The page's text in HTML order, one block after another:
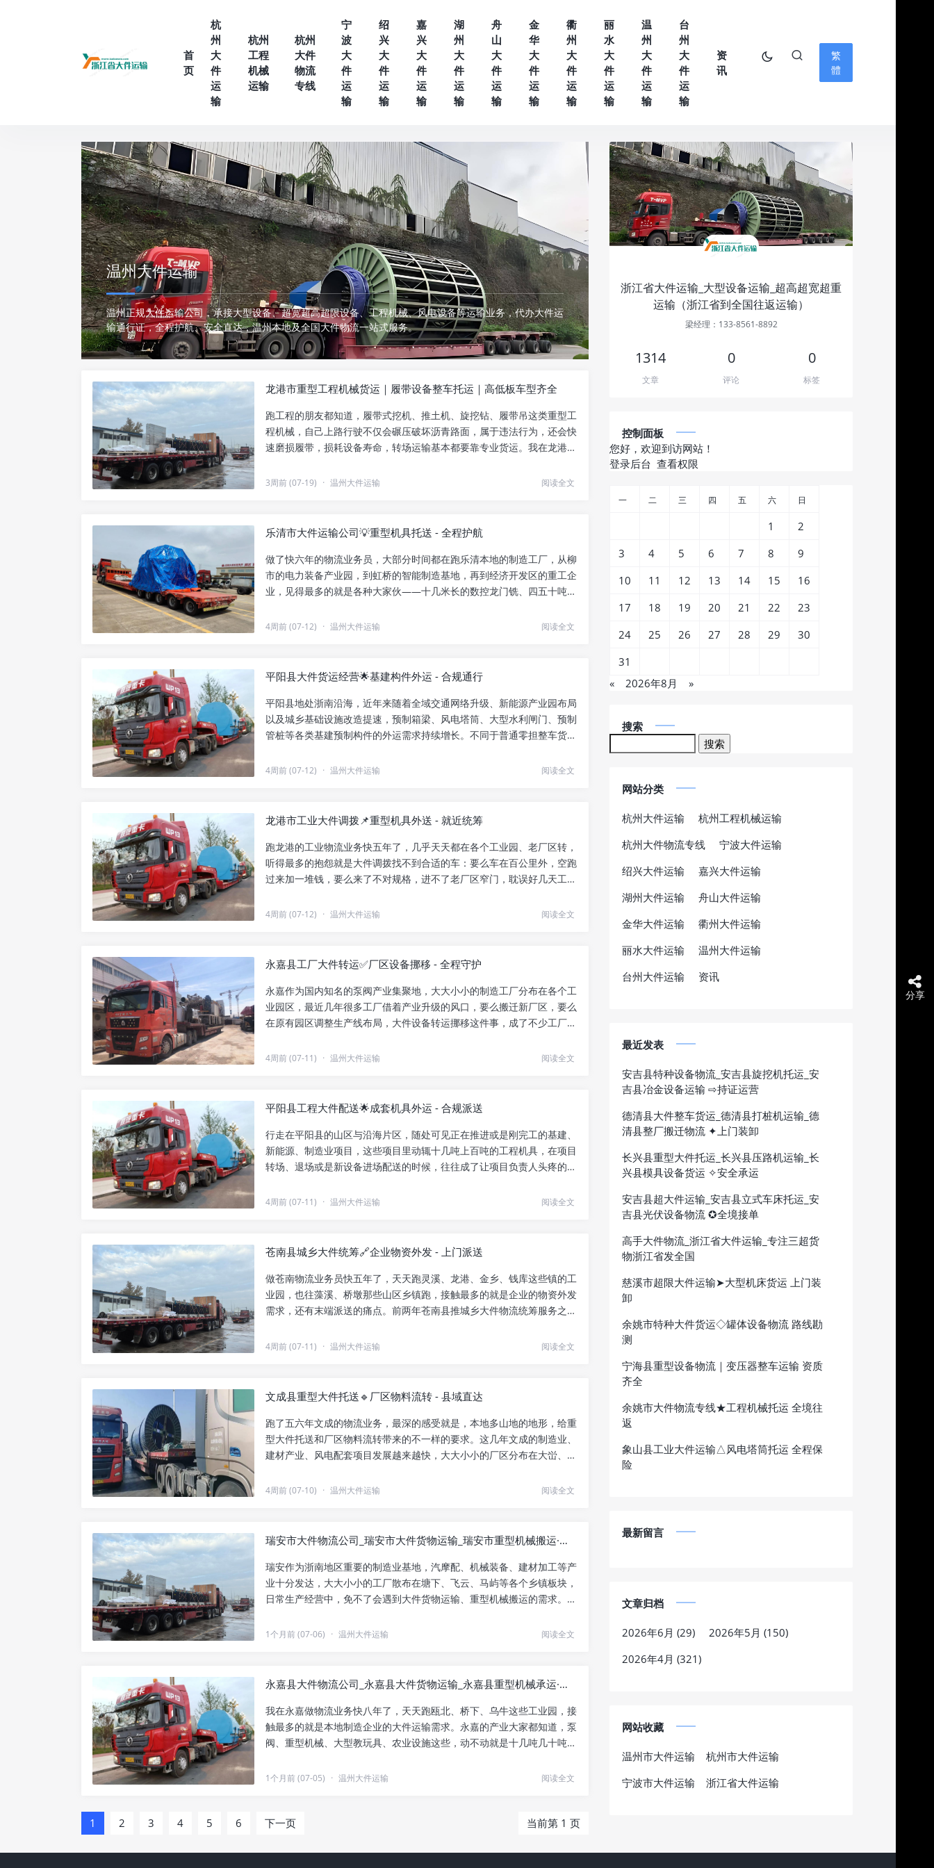
首
页
杭
州
大
件
运
输
杭州
工程
机械
运输
杭州
大件
物流
专线
宁
波
大
件
运
输
绍
兴
大
件
运
输
嘉
兴
大
件
运
输
湖
州
大
件
运
输
舟
山
大
件
运
输
金
华
大
件
运
输
衢
州
大
件
运
输
丽
水
大
件
运
输
温
州
大
件
运
输
台
州
大
件
运
输
资
讯
繁
體
温州大件运输
温州正规大件运输公司，承接大型设备、超宽超高超限设备、工程机械、风电设备等运输业务，代办大件运
输通行证，全程护航、安全直达，温州本地及全国大件物流一站式服务。
龙港市重型工程机械货运｜履带设备整车托运｜高低板车型齐全
跑工程的朋友都知道，履带式挖机、推土机、旋挖钻、履带吊这类重型工
程机械，自己上路行驶不仅会碾压破坏沥青路面，属于违法行为，还会快
速磨损履带，损耗设备寿命，转场运输基本都要靠专业货运。我在龙港做
3周前 (07-19) · 温州大件运输 阅读全文
乐清市大件运输公司💡重型机具托送 - 全程护航
做了快六年的物流业务员，大部分时间都在跑乐清本地的制造工厂，从柳
市的电力装备产业园，到虹桥的智能制造基地，再到经济开发区的重工企
业，见得最多的就是各种大家伙——十几米长的数控龙门铣、四五十吨重
4周前 (07-12) · 温州大件运输 阅读全文
平阳县大件货运经营🌟基建构件外运 - 合规通行
平阳县地处浙南沿海，近年来随着全域交通网络升级、新能源产业园布局
以及城乡基础设施改造提速，预制箱梁、风电塔筒、大型水利闸门、预制
管桩等各类基建预制构件的外运需求持续增长。不同于普通零担整车货
4周前 (07-12) · 温州大件运输 阅读全文
龙港市工业大件调拨📌重型机具外送 - 就近统筹
跑龙港的工业物流业务快五年了，几乎天天都在各个工业园、老厂区转，
听得最多的抱怨就是大件调拨找不到合适的车：要么车在百公里外，空跑
过来加一堆钱，要么来了不对规格，进不了老厂区窄门，耽误好几天工
4周前 (07-12) · 温州大件运输 阅读全文
永嘉县工厂大件转运✅厂区设备挪移 - 全程守护
永嘉作为国内知名的泵阀产业集聚地，大大小小的制造工厂分布在各个工
业园区，最近几年很多工厂借着产业升级的风口，要么搬迁新厂区，要么
在原有园区调整生产线布局，大件设备转运挪移这件事，成了不少工厂负
4周前 (07-11) · 温州大件运输 阅读全文
平阳县工程大件配送🌟成套机具外运 - 合规派送
行走在平阳县的山区与沿海片区，随处可见正在推进或是刚完工的基建、
新能源、制造业项目，这些项目里动辄十几吨上百吨的工程机具，在项目
转场、退场或是新设备进场配送的时候，往往成了让项目负责人头疼的事
4周前 (07-11) · 温州大件运输 阅读全文
苍南县城乡大件统筹🔗企业物资外发 - 上门派送
做苍南物流业务员快五年了，天天跑灵溪、龙港、金乡、钱库这些镇的工
业园，也往藻溪、桥墩那些山区乡镇跑，接触最多的就是企业的物资外发
需求，还有末端派送的痛点。前两年苍南县推城乡大件物流统筹服务之
4周前 (07-11) · 温州大件运输 阅读全文
文成县重型大件托送🔹厂区物料流转 - 县域直达
跑了五六年文成的物流业务，最深的感受就是，本地多山地的地形，给重
型大件托送和厂区物料流转带来的不一样的要求。这几年文成的制造业、
建材产业、风电配套项目发展越来越快，大大小小的厂区分布在大峃、百
4周前 (07-10) · 温州大件运输 阅读全文
瑞安市大件物流公司_瑞安市大件货物运输_瑞安市重型机械搬运·上门装卸
瑞安作为浙南地区重要的制造业基地，汽摩配、机械装备、建材加工等产
业十分发达，大大小小的工厂散布在塘下、飞云、马屿等各个乡镇板块，
日常生产经营中，免不了会遇到大件货物运输、重型机械搬运的需求。大
1个月前 (07-06) · 温州大件运输 阅读全文
永嘉县大件物流公司_永嘉县大件货物运输_永嘉县重型机械承运·准时送达
我在永嘉做物流业务快八年了，天天跑瓯北、桥下、乌牛这些工业园，接
触最多的就是本地制造企业的大件运输需求。永嘉的产业大家都知道，泵
阀、重型机械、大型教玩具、农业设施这些，动不动就是十几吨几十吨，
1个月前 (07-05) · 温州大件运输 阅读全文
1 2 3 4 5 6 下一页 当前第 1 页
浙江省大件运输_大型设备运输_超高超宽超重
运输（浙江省到全国往返运输）
梁经理：133-8561-8892
1314
文章
0
评论
0
标签
控制面板
您好，欢迎到访网站！
登录后台 查看权限
« 2026年8月 »
一 二 三 四 五 六 日
1
2
3
4 5 6 7 8
9
10
11 12 13 14 15
16
17
18 19 20 21 22
23
24
25 26 27 28 29
30
31
搜索
网站分类
杭州大件运输
杭州工程机械运输
杭州大件物流专线
宁波大件运输
绍兴大件运输
嘉兴大件运输
湖州大件运输
舟山大件运输
金华大件运输
衢州大件运输
丽水大件运输
温州大件运输
台州大件运输
资讯
最近发表
安吉县特种设备物流_安吉县旋挖机托运_安
吉县冶金设备运输 ⇨持证运营
德清县大件整车货运_德清县打桩机运输_德
清县整厂搬迁物流 ✦上门装卸
长兴县重型大件托运_长兴县压路机运输_长
兴县模具设备货运 ✧安全承运
安吉县超大件运输_安吉县立式车床托运_安
吉县光伏设备物流 ✪全境接单
高手大件物流_浙江省大件运输_专注三超货
物浙江省发全国
慈溪市超限大件运输➤大型机床货运 上门装
卸
余姚市特种大件货运◇罐体设备物流 路线勘
测
宁海县重型设备物流｜变压器整车运输 资质
齐全
余姚市大件物流专线★工程机械托运 全境往
返
象山县工业大件运输△风电塔筒托运 全程保
险
最新留言
文章归档
2026年6月 (29)
2026年5月 (150)
2026年4月 (321)
网站收藏
温州市大件运输
杭州市大件运输
宁波市大件运输
浙江省大件运输
分享